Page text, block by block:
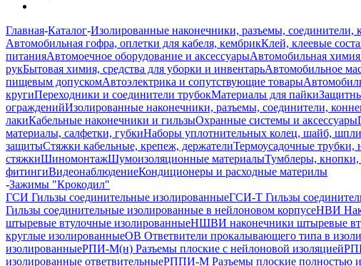
Главная-Каталог-Изолированные наконечники, разъемы, соединители,
Автомобильная гофра, оплетки для кабеля, кембрикКлей, клеевые
питанияАвтомоечное оборудование и аксессуарыАвтомобильная химия
рукБытовая химия, средства для уборки и инвентарьАвтомобильное
пищевым допускомАвтоэлектрика и сопутствующие товары
кругиПереходники и соединители трубокМатериалы для пайки
огражденийИзолированные наконечники, разъемы, соединители,
лакиКабельные наконечники и гильзыОхранные системы и аксессуары
материалы, салфетки, губкиНаборы уплотнительных колец, шайб,
защитыСтяжки кабельные, крепеж, держателиТермоусадочные трубки,
стяжкиШиномонтажШумоизоляционные материалыТумблеры,
фитингиВидеонаблюдениеКондиционеры и расходные материлы
-Зажимы "Крокодил"
ГСИ Гильзы соединительные изолированныеГСИ-Т Гильзы
Гильзы соединительные изолированные в нейлоновом корпусеНВИ
штыревые втулочные изолированныеНШВИ наконечники штыревые
круглые изолированныеОВ Ответвители прокалывающего типа в
изолированныеРПИ-М(н) Разъемы плоские с нейлоновой изоляцией
изолированные ответвительныеРППИ-М Разъемы плоские полностью